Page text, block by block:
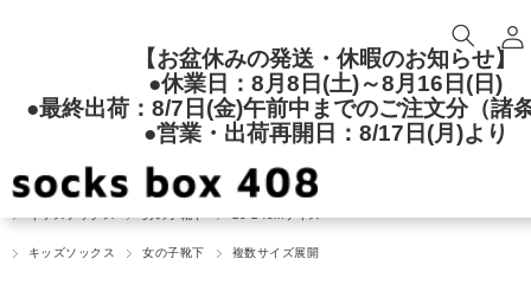
【お盆休みの発送・休暇のお知らせ】
●休業日：8月8日(土)～8月16日(日)
●最終出荷：8/7日(金)午前中までのご注文分（諸
●営業・出荷再開日：8/17日(月)より
キッズソックス
男の子靴下 クルー丈
キッズソックス 女の子靴下 複数サイズ展開